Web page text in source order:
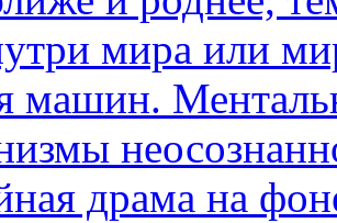
мира или
машин.
драма на